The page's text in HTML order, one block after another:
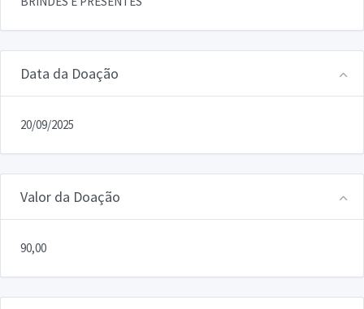
Data da Doação
20/09/2025
Valor da Doação
90,00